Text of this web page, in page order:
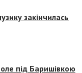
закінчилась
під Баришівкою